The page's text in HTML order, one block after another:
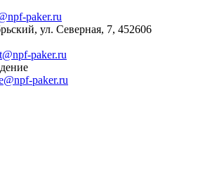
paker.ru
ул. Северная, 7, 452606
paker.ru
paker.ru